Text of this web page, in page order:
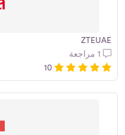
ZTEUAE
10